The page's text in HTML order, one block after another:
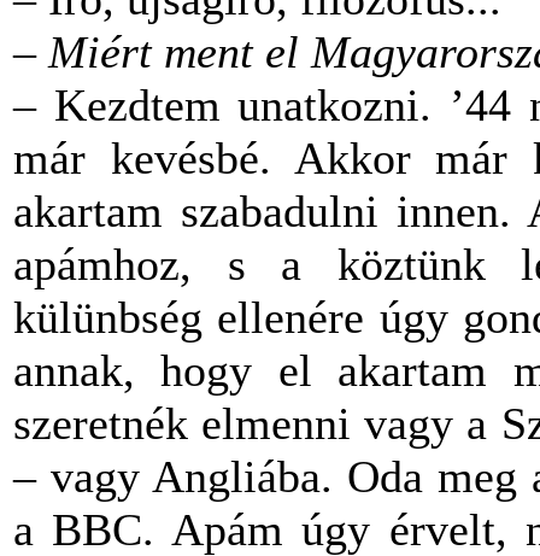
– Miért ment el
– Kezdtem unatkozni. ’44
már kevésbé. Akkor már
akartam szabadulni
apámhoz, s a köztünk
külünbség ellenére úgy
annak, hogy el akartam
szeretnék elmenni vagy a
– vagy Angliába. Oda meg
a BBC. Apám úgy érvelt,